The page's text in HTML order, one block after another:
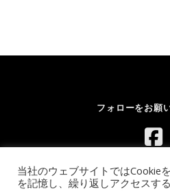
フォローをお願
当社のウェブサイトではCookie
を記憶し、繰り返しアクセスす